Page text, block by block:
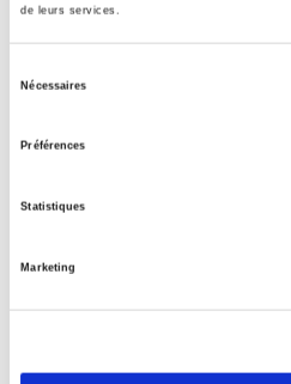
de leurs services.
Nécessaires
Préférences
Statistiques
Marketing
Collection
Nouveaux Débats
Langue
Mots clés
Internet Hierarchy
Internet Hierarchy>International